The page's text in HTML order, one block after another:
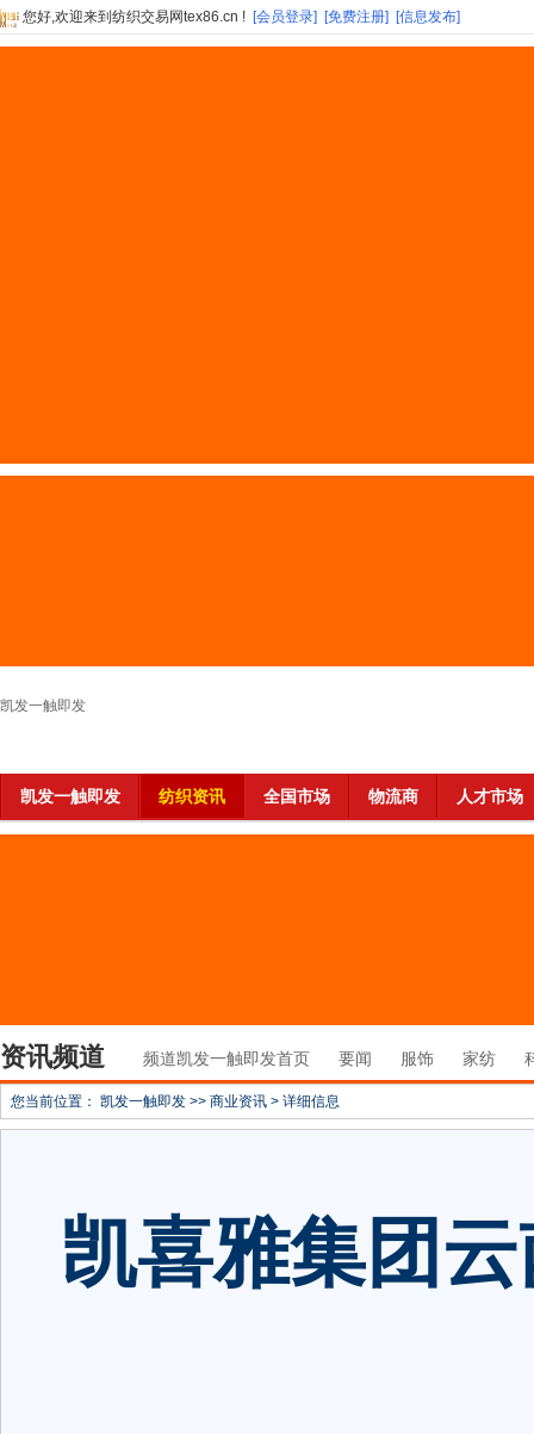
您好,欢迎来到纺织交易网tex86.cn ! [会员登录] [免费注册] [信息发布]
凯发一触即发
凯发一触即发 纺织资讯 全国市场 物流商 人才市场
资讯频道 频道凯发一触即发首页 要闻 服饰 家纺
您当前位置： 凯发一触即发 >> 商业资讯 > 详细信息
凯喜雅集团